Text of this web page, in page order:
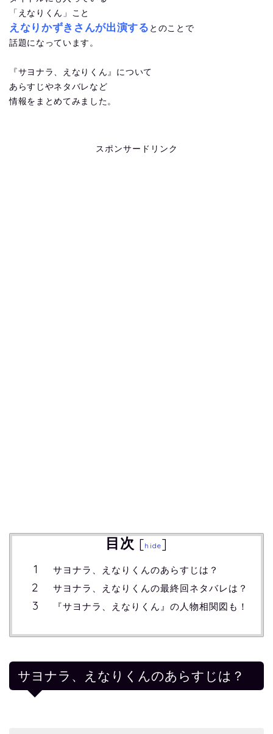
「えなりくん」こと
えなりかずきさんが出演する とのことで
話題になっています。
『サヨナラ、えなりくん』について
あらすじやネタバレなど
情報をまとめてみました。
スポンサードリンク
目次 [hide]
サヨナラ、えなりくんのあらすじは？
サヨナラ、えなりくんの最終回ネタバレは？
『サヨナラ、えなりくん』の人物相関図も！
サヨナラ、えなりくんのあらすじは？